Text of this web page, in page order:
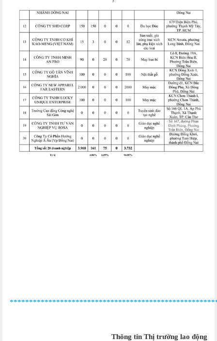
Thông tin Thị trường lao động